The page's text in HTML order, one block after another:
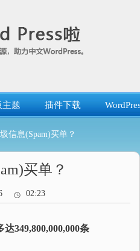
主题 插件下载
信息(Spam)买单？
买单？
02:23
349,800,000,000条